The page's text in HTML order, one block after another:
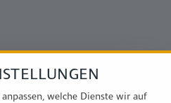
welche Dienste wir auf